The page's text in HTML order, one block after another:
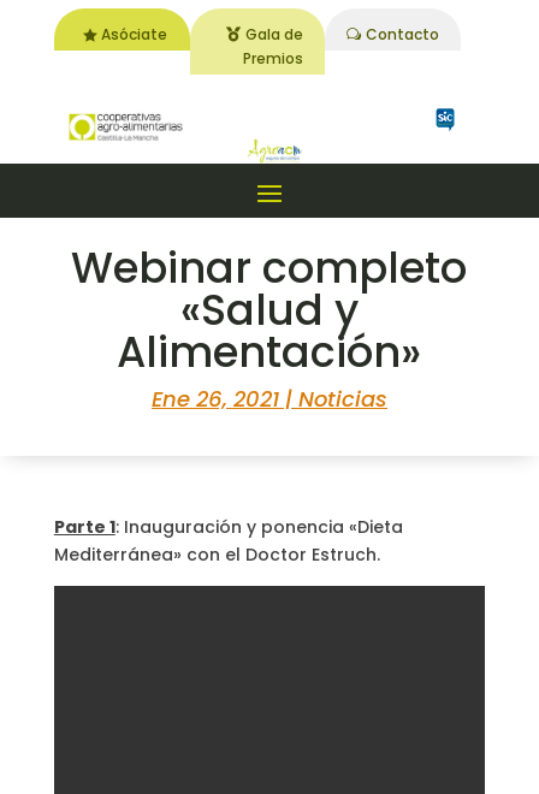
Asóciate
Gala de
Premios
Contacto
Webinar completo
«Salud y
Alimentación»
Ene 26, 2021| Noticias
Parte 1: Inauguración y ponencia «Dieta
Mediterránea» con el Doctor Estruch.